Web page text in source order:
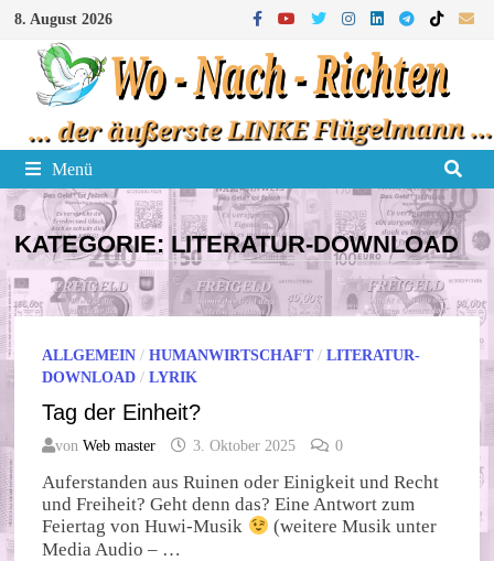
Zum
Inhalt
springen
8. August 2026
Menü
KATEGORIE: LITERATUR-DOWNLOAD
ALLGEMEIN /HUMANWIRTSCHAFT/LITERATUR-
DOWNLOAD /LYRIK
Tag der Einheit?
vonWeb master 3. Oktober 2025 0
Auferstanden aus Ruinen oder Einigkeit und Recht
und Freiheit? Geht denn das? Eine Antwort zum
Feiertag von Huwi-Musik
(weitere Musik unter
Media Audio – …